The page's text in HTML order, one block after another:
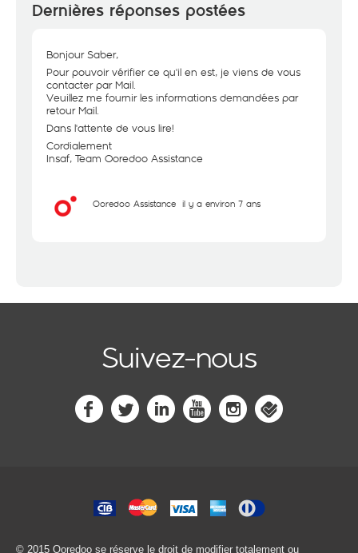
Dernières réponses postées
Bonjour Saber,
Pour pouvoir vérifier ce qu'il en est, je viens de vous
contacter par Mail.
Veuillez me fournir les informations demandées par
retour Mail.
Dans l'attente de vous lire!
Cordialement
Insaf, Team Ooredoo Assistance
Ooredoo Assistance il y a environ 7 ans
Suivez-nous
© 2015 Ooredoo se réserve le droit de modifier totalement ou